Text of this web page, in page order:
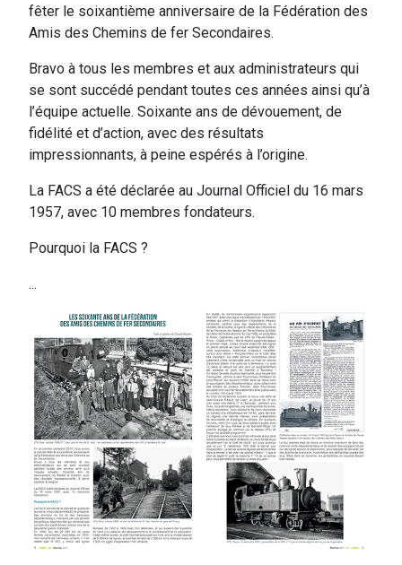
fêter le soixantième anniversaire de la Fédération des
Amis des Chemins de fer Secondaires.
Bravo à tous les membres et aux administrateurs qui
se sont succédé pendant toutes ces années ainsi qu’à
l’équipe actuelle. Soixante ans de dévouement, de
fidélité et d’action, avec des résultats
impressionnants, à peine espérés à l’origine.
La FACS a été déclarée au Journal Officiel du 16 mars
1957, avec 10 membres fondateurs.
Pourquoi la FACS ?
...